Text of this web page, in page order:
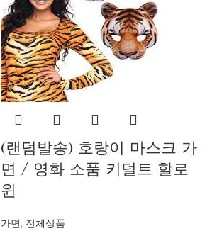
(랜덤발송) 호랑이 마스크 가
면 / 영화 소품 키덜트 할로
윈
가면, 전체상품